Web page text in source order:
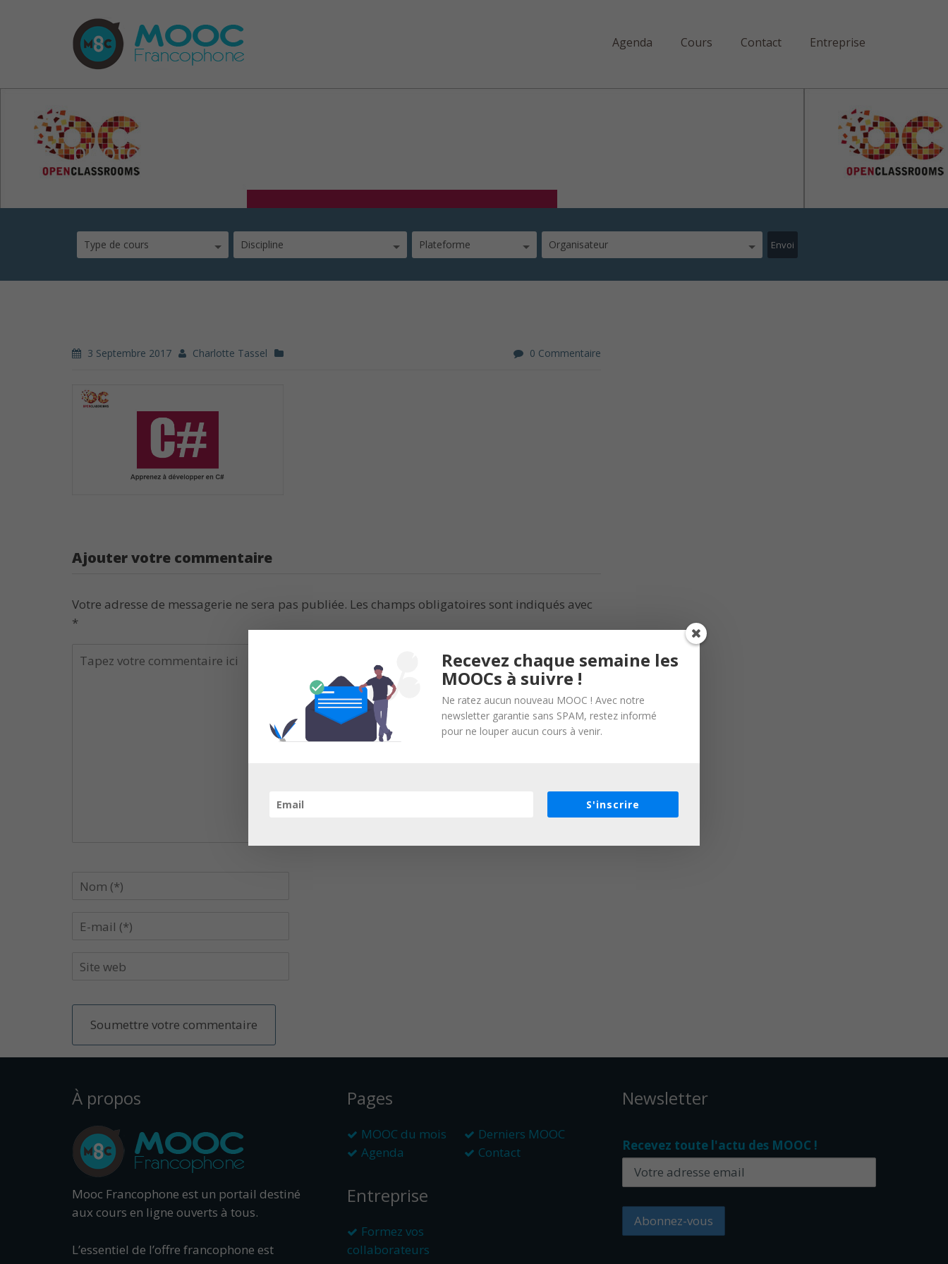
Agenda Cours Contact Entreprise
photos7
Type de cours Discipline Plateforme Organisateur
3 Septembre 2017 Charlotte Tassel 0 Commentaire
Ajouter votre commentaire
Votre adresse de messagerie ne sera pas publiée. Les champs obligatoires sont indiqués avec
*
À propos
Mooc Francophone est un portail destiné
aux cours en ligne ouverts à tous.
L’essentiel de l’offre francophone est
Pages
MOOC du mois
Derniers MOOC
Agenda
Contact
Entreprise
Formez vos
collaborateurs
Newsletter
Recevez toute l'actu des MOOC !
Recevez chaque semaine les
MOOCs à suivre !
Ne ratez aucun nouveau MOOC ! Avec notre
newsletter garantie sans SPAM, restez informé
pour ne louper aucun cours à venir.
S'inscrire